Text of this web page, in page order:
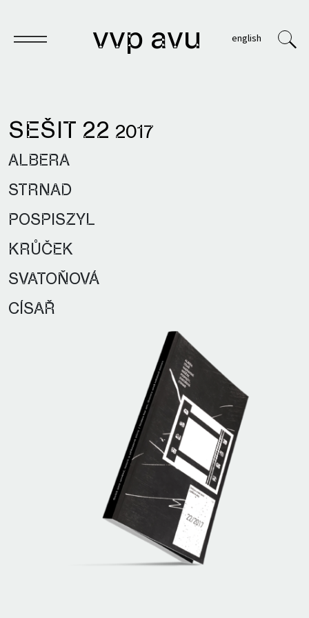
vvp avu english
Sešit
Archivy
VVP
SEŠIT 22 2017
ALBERA
STRNAD
POSPISZYL
KRŮČEK
SVATOŇOVÁ
CÍSAŘ